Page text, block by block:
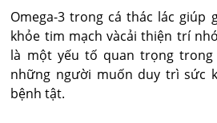
Omega-3 trong cá thác lác giúp
khỏe tim mạch vàcải thiện trí
là một yếu tố quan trọng
những người muốn duy trì sức
bệnh tật.